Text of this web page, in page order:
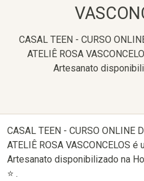
CASAL TEEN - CURSO
ATELIÊ ROSA
Artesanato
CASAL TEEN - CURSO ONLINE
ATELIÊ ROSA VASCONCELOS
Artesanato disponibilizado na
⭐ .